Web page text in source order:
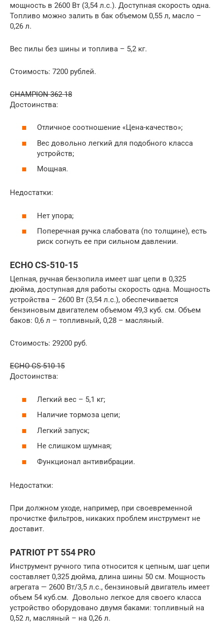
мощность в 2600 Вт (3,54 л.с.). Доступная скорость одна.
Топливо можно залить в бак объемом 0,55 л, масло –
0,26 л.
Вес пилы без шины и топлива – 5,2 кг.
Стоимость: 7200 рублей.
CHAMPION 362-18
Достоинства:
Отличное соотношение «Цена-качество»;
Вес довольно легкий для подобного класса
устройств;
Мощная.
Недостатки:
Нет упора;
Поперечная ручка слабовата (по толщине), есть
риск согнуть ее при сильном давлении.
ECHO CS-510-15
Цепная, ручная бензопила имеет шаг цепи в 0,325
дюйма, доступная для работы скорость одна. Мощность
устройства – 2600 Вт (3,54 л.с.), обеспечивается
бензиновым двигателем объемом 49,3 куб. см. Объем
баков: 0,6 л – топливный, 0,28 – масляный.
Стоимость: 29200 руб.
ECHO CS-510-15
Достоинства:
Легкий вес – 5,1 кг;
Наличие тормоза цепи;
Легкий запуск;
Не слишком шумная;
Функционал антивибрации.
Недостатки:
При должном уходе, например, при своевременной
прочистке фильтров, никаких проблем инструмент не
доставит.
PATRIOT РТ 554 PRO
Инструмент ручного типа относится к цепным, шаг цепи
составляет 0,325 дюйма, длина шины 50 см. Мощность
агрегата — 2600 Вт/3,5 л.с., бензиновый двигатель имеет
объем 54 куб.см. Довольно легкое для своего класса
устройство оборудовано двумя баками: топливный на
0,52 л, масляный – на 0,26 л.